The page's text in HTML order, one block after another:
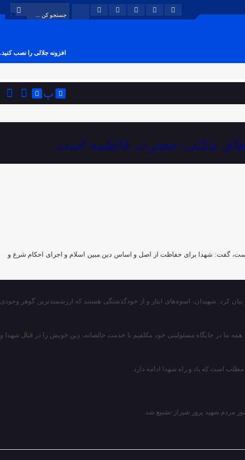
افزونه جلالی را نصب کنید.
پ
های مکتب حضرت فاطمه است
گفت: شهدا برای حفاظت از اصل و اساس دین مبین اسلام و اجرای احکام شرع و
سید صدرالله رجایی نسب، پنجشنبه در مراسم تشییع ۱۲ شهید گمنام دفاع مقدس در شیراز بیان کرد: شهیدان، اسوه‌های ایثار و از خودگذشتگی هستند که ارزشمندترین گوهر وجودی
همه ما در جایگاه مسئولیتی خود مکلفیم با خدمت خالصانه، دِین خویش را در قبال شهدا و
است که یاد و راه شهدا ادامه دارد.